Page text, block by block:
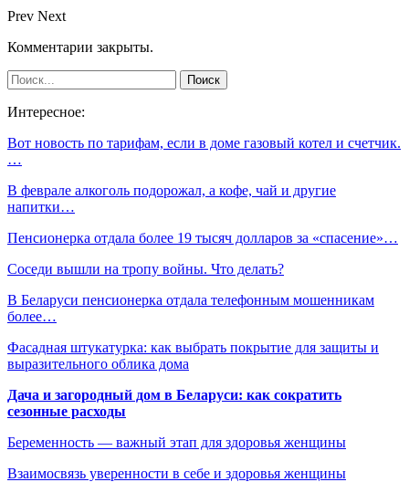
Prev Next
Комментарии закрыты.
Интересное:
Вот новость по тарифам, если в доме газовый котел и счетчик.
…
В феврале алкоголь подорожал, а кофе, чай и другие
напитки…
Пенсионерка отдала более 19 тысяч долларов за «спасение»…
Соседи вышли на тропу войны. Что делать?
В Беларуси пенсионерка отдала телефонным мошенникам
более…
Фасадная штукатурка: как выбрать покрытие для защиты и
выразительного облика дома
Дача и загородный дом в Беларуси: как сократить
сезонные расходы
Беременность — важный этап для здоровья женщины
Взаимосвязь уверенности в себе и здоровья женщины